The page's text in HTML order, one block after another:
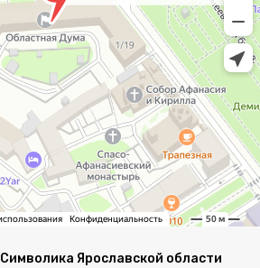
Символика Ярославской области